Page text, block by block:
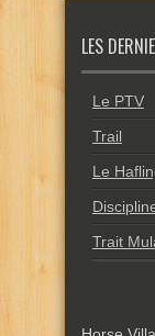
LES
Le PTV
Trail
Le
Trait